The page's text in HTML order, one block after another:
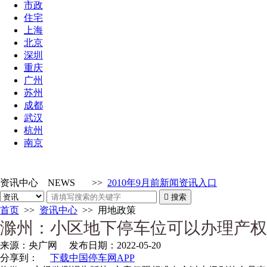
市政
住宅
上海
北京
深圳
重庆
广州
苏州
成都
武汉
杭州
南京
资讯中心 NEWS >> 2010年9月前新闻资讯入口
 搜索
首页 >> 资讯中心 >> 用地政策
滁州：小区地下停车位可以办理产
来源： 央广网 发布日期： 2022-05-20
分享到：
下载中国停车网APP